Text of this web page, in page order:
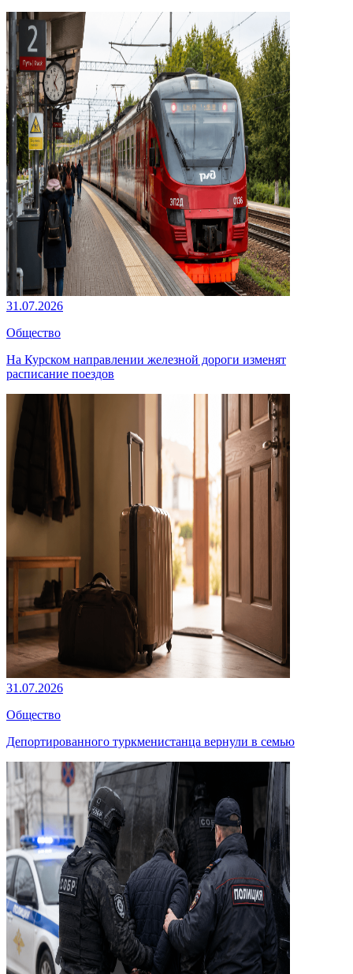
31.07.2026
Общество
На Курском направлении железной дороги изменят
расписание поездов
31.07.2026
Общество
Депортированного туркменистанца вернули в семью